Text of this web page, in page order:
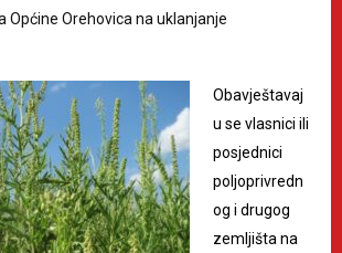
Općine Orehovica na uklanjanje
Obavještavaj
u se vlasnici ili
posjednici
poljoprivredn
og i drugog
zemljišta na